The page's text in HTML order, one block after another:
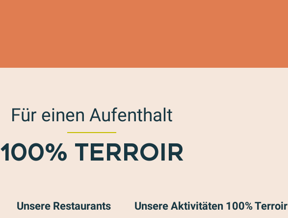
Für einen Aufenthalt
100% TERROIR
Unsere Restaurants Unsere Aktivitäten 100% Terroir